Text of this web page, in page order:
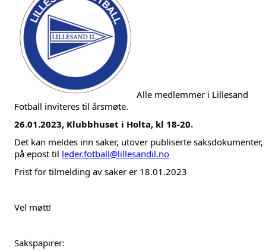
Alle medlemmer i Lillesand
Fotball inviteres til årsmøte.
26.01.2023, Klubbhuset i Holta, kl 18-20.
Det kan meldes inn saker, utover publiserte saksdokumenter,
på epost til leder.fotball@lillesandil.no
Frist for tilmelding av saker er 18.01.2023
Vel møtt!
Sakspapirer: